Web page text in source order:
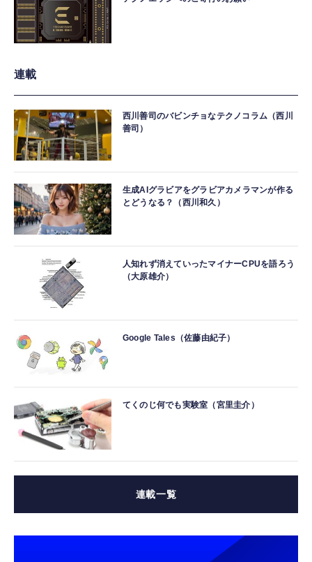
連載
西川善司のバビンチョなテクノコラム（西川
善司）
生成AIグラビアをグラビアカメラマンが作る
とどうなる？（西川和久）
人知れず消えていったマイナーCPUを語ろう
（大原雄介）
Google Tales（佐藤由紀子）
てくのじ何でも実験室（宮里圭介）
連載一覧